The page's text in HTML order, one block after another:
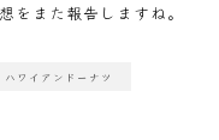
をまた報告しますね。
ハワイアンドーナツ